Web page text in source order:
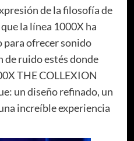
de la filosofía de
la línea 1000X ha
ofrecer sonido
de ruido estés donde
THE COLLEXION
un diseño refinado, un
increíble experiencia